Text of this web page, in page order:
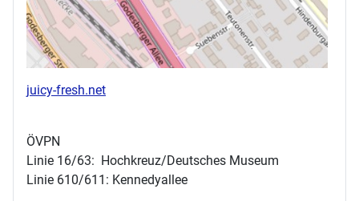
juicy-fresh.net
ÖVPN
Linie 16/63: Hochkreuz/Deutsches Museum
Linie 610/611: Kennedyallee